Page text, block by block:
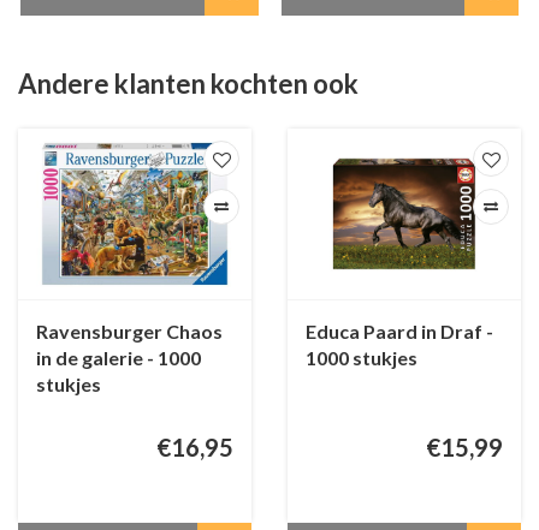
Andere klanten kochten ook
Ravensburger Chaos
in de galerie - 1000
stukjes
€16,95
Educa Paard in Draf -
1000 stukjes
€15,99